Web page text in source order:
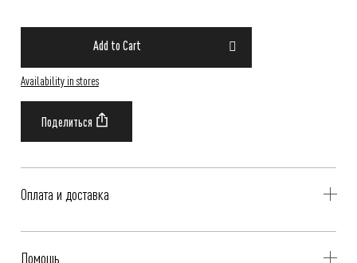
Add to Cart
Availability in stores
Оплата и доставка
Помощь